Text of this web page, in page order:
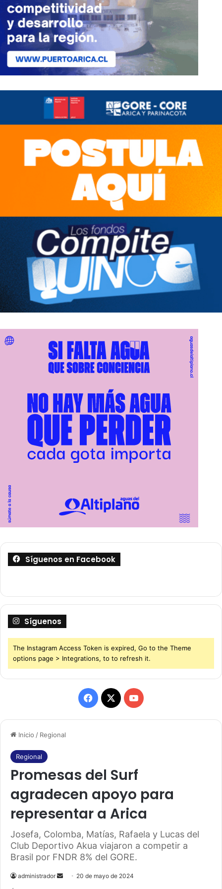
Inicio / Regional
Regional
Promesas del Surf
agradecen apoyo para
representar a Arica
Josefa, Colomba, Matías, Rafaela y Lucas del
Club Deportivo Akua viajaron a competir a
Brasil por FNDR 8% del GORE.
administrador 20 de mayo de 2024
Síguenos en Facebook
Síguenos
The Instagram Access Token is expired, Go to the Theme
options page > Integrations, to to refresh it.
F
a
b
o
o
k
X
Y
o
b
e